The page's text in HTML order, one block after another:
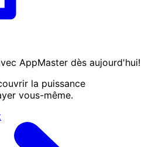
AppMaster dès aujourd'hui!
la puissance
vous-même.